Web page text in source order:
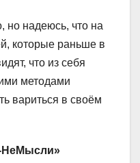
надеюсь, что на
которые раньше в
что из себя
методами
вариться в своём
НеМысли»